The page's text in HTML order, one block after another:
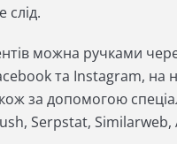
слід.
можна ручками
та Instagram, на
за допомогою
Serpstat,